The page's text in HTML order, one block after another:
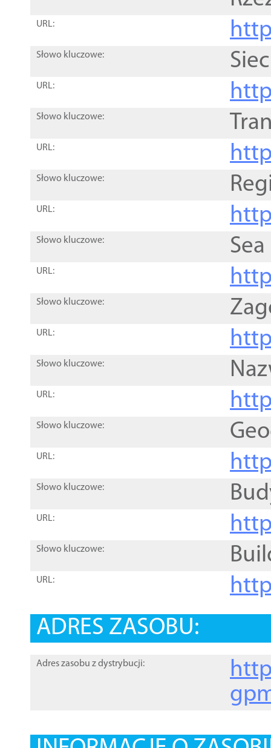
URL:
Słowo kluczowe:
URL:
Słowo kluczowe:
URL:
Słowo kluczowe:
URL:
Słowo kluczowe:
URL:
Słowo kluczowe:
URL:
Słowo kluczowe:
URL:
Słowo kluczowe:
URL:
Słowo kluczowe:
URL:
Słowo kluczowe:
URL:
ADRES ZASOBU:
Adres zasobu z dystrybucji: